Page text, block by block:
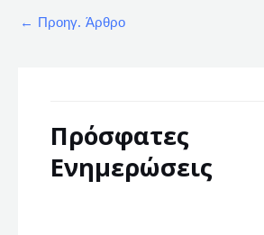
← Προηγ. Άρθρο
Πρόσφατες
Ενημερώσεις